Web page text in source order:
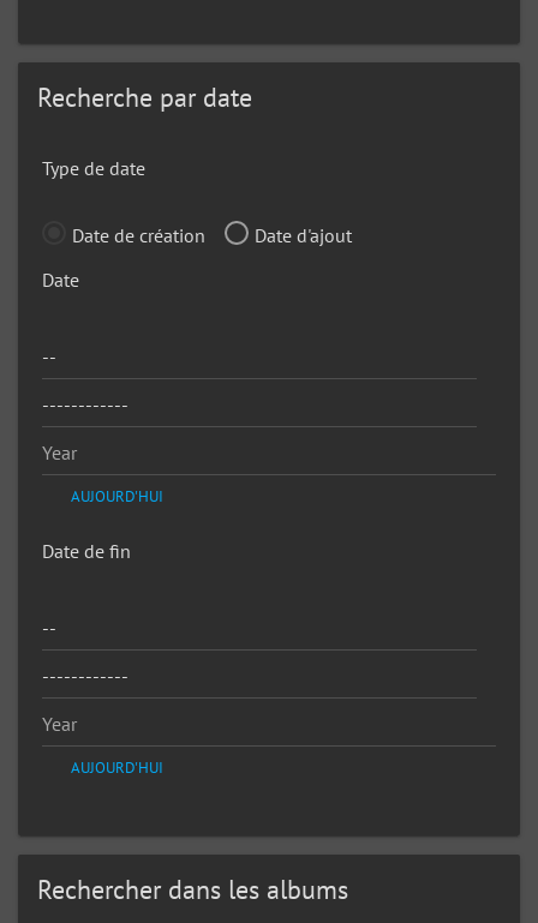
Recherche par date
Type de date
Date de création
Date d'ajout
Date
AUJOURD'HUI
Date de fin
AUJOURD'HUI
Rechercher dans les albums